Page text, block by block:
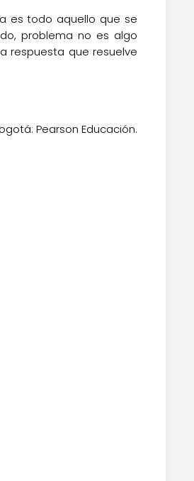
es todo aquello que se
problema no es algo
respuesta que resuelve
Pearson Educación.